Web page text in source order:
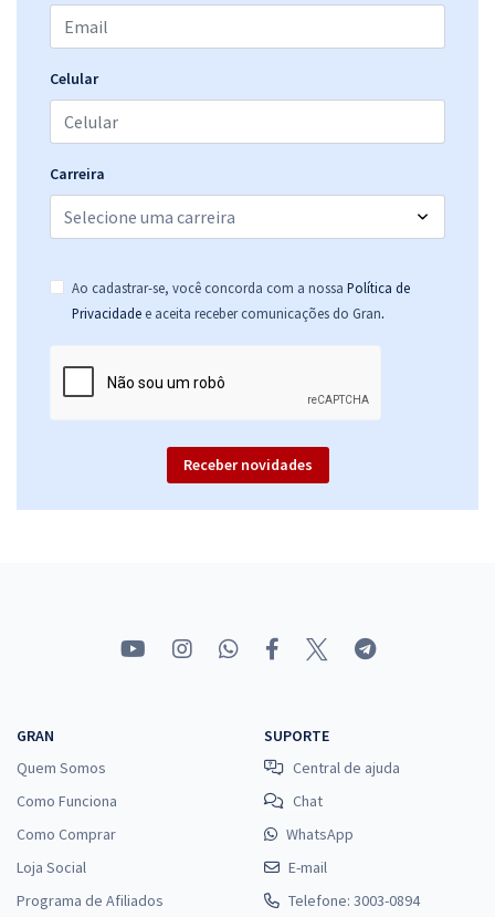
Celular
Carreira
Ao cadastrar-se, você concorda com a nossa Política de
Privacidade e aceita receber comunicações do Gran.
Receber novidades
GRAN
Quem Somos
Como Funciona
Como Comprar
Loja Social
Programa de Afiliados
SUPORTE
Central de ajuda
Chat
WhatsApp
E-mail
Telefone: 3003-0894